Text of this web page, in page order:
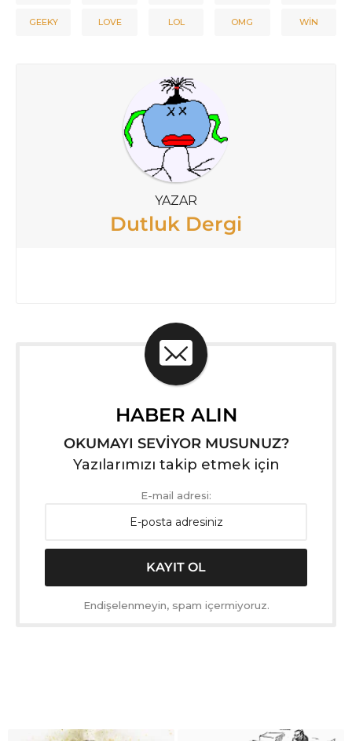
GEEKY LOVE LOL OMG WIN
YAZAR
Dutluk Dergi
HABER ALIN
OKUMAYI SEVİYOR MUSUNUZ?
Yazılarımızı takip etmek için
E-mail adresi:
Endişelenmeyin, spam içermiyoruz.